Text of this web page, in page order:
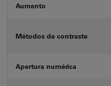
Aumento
Métodos de contraste
Apertura numérica